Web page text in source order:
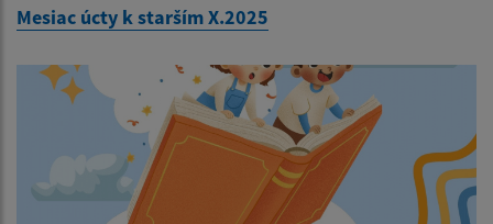
Mesiac úcty k starším X.2025